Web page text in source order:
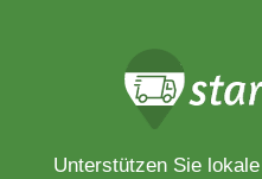
Unterstützen Sie